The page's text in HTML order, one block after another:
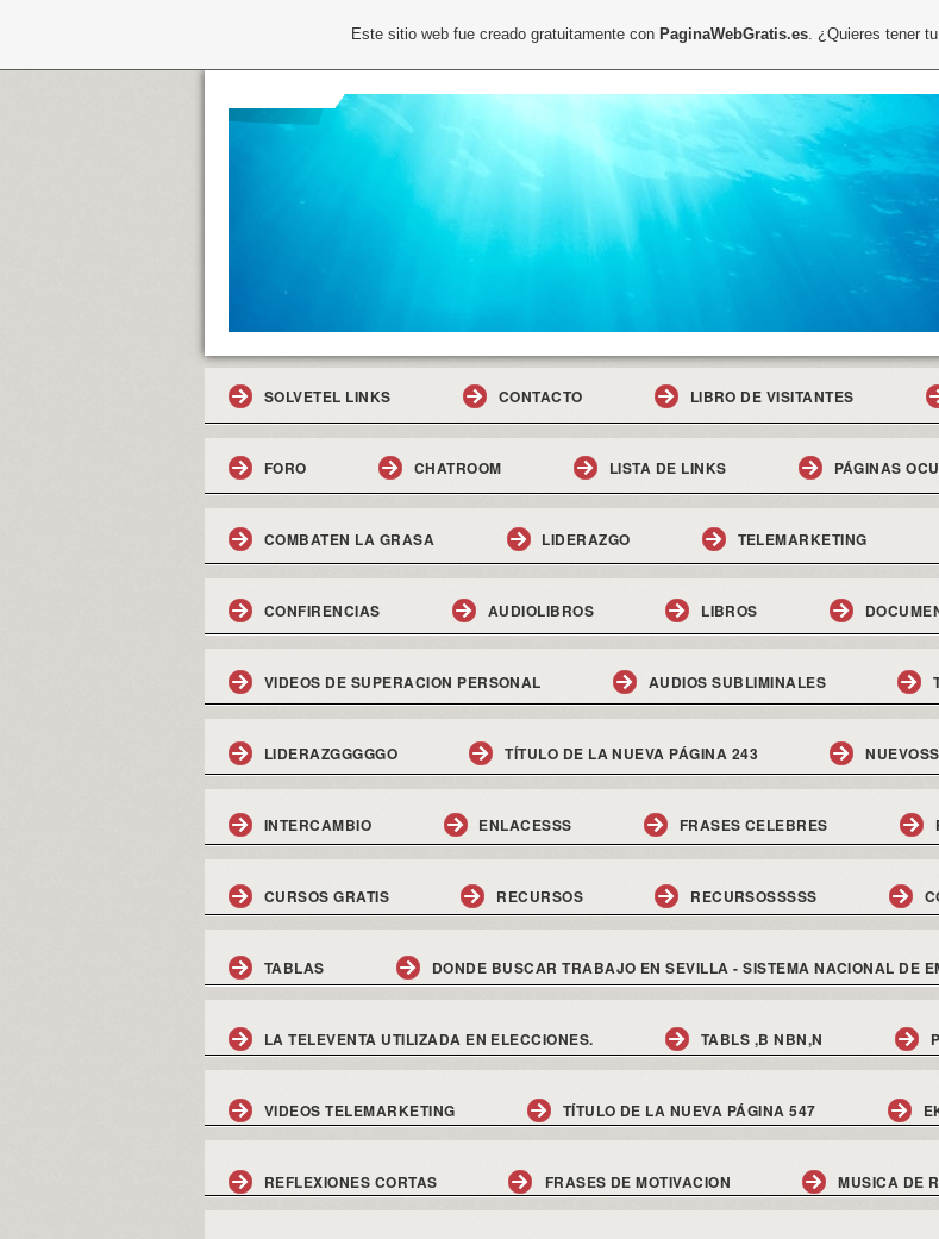
SOLVETEL LINKS CONTACTO LIBRO DE VISITANTES
FORO CHATROOM LISTA DE LINKS PÁGINAS
COMBATEN LA GRASA LIDERAZGO TELEMARKETING
CONFIRENCIAS AUDIOLIBROS LIBROS
VIDEOS DE SUPERACION PERSONAL AUDIOS SUBLIMINALES
LIDERAZGGGGGO TÍTULO DE LA NUEVA PÁGINA 243
INTERCAMBIO ENLACESSS FRASES CELEBRES
CURSOS GRATIS RECURSOS RECURSOSSSSS
TABLAS DONDE BUSCAR TRABAJO EN SEVILLA - SISTEMA NACIONAL DE
LA TELEVENTA UTILIZADA EN ELECCIONES. TABLS ,B NBN,N
VIDEOS TELEMARKETING TÍTULO DE LA NUEVA PÁGINA 547
REFLEXIONES CORTAS FRASES DE MOTIVACION MUSICA DE
Este sitio web fue creado gratuitamente con PaginaWebGratis.es. ¿Quieres tener